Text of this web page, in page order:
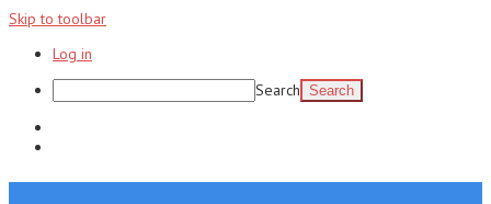
Skip to toolbar
Log in
Search